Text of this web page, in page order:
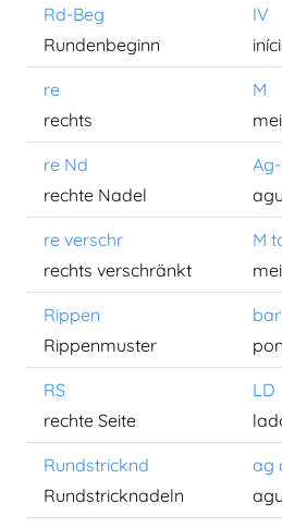
Rd-Beg
IV
Rundenbeginn
re
M
rechts
re Nd
rechte Nadel
re verschr
M
rechts verschränkt
Rippen
Rippenmuster
RS
LD
rechte Seite
Rundstricknd
ag
Rundstricknadeln